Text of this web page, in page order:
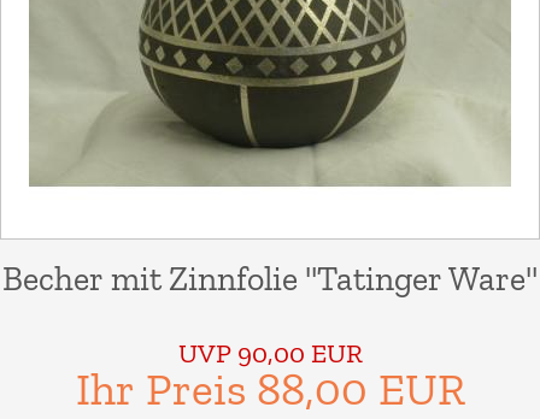
Becher mit Zinnfolie "Tatinger Ware"
UVP 90,00 EUR
Ihr Preis 88,00 EUR